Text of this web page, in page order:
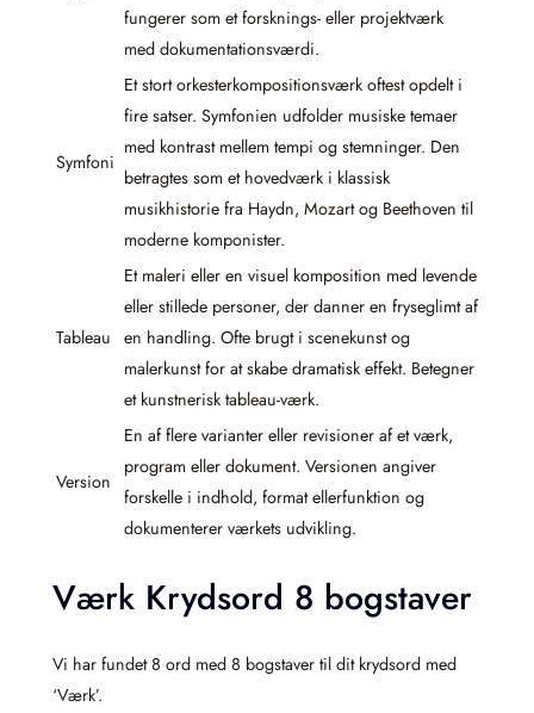
fungerer som et forsknings- eller projektværk
med dokumentationsværdi.
Symfoni
Et stort orkesterkompositionsværk oftest opdelt i
fire satser. Symfonien udfolder musiske temaer
med kontrast mellem tempi og stemninger. Den
betragtes som et hovedværk i klassisk
musikhistorie fra Haydn, Mozart og Beethoven til
moderne komponister.
Tableau
Et maleri eller en visuel komposition med levende
eller stillede personer, der danner en fryseglimt af
en handling. Ofte brugt i scenekunst og
malerkunst for at skabe dramatisk effekt. Betegner
et kunstnerisk tableau-værk.
Version
En af flere varianter eller revisioner af et værk,
program eller dokument. Versionen angiver
forskelle i indhold, format ellerfunktion og
dokumenterer værkets udvikling.
Værk Krydsord 8 bogstaver
Vi har fundet 8 ord med 8 bogstaver til dit krydsord med
‘Værk’.